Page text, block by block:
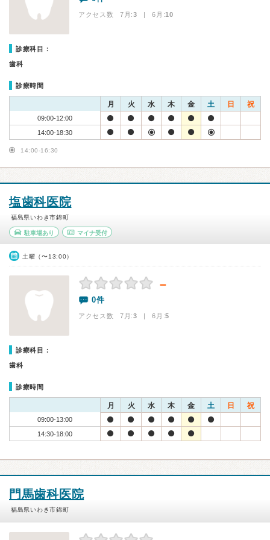
アクセス数 7月:3 | 6月:10
診療科目：
歯科
診療時間
月 火 水 木 金 土 日 祝
09:00-12:00
14:00-18:30
14:00-16:30
塩歯科医院
福島県いわき市錦町
駐車場あり マイナ受付
土曜（〜13:00）
－
0件
アクセス数 7月:3 | 6月:5
診療科目：
歯科
診療時間
月 火 水 木 金 土 日 祝
09:00-13:00
14:30-18:00
門馬歯科医院
福島県いわき市錦町